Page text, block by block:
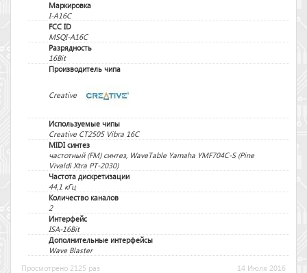
Маркировка
I-A16C
FCC ID
MSQI-A16C
Разрядность
16Bit
Производитель чипа
Creative
Используемые чипы
Creative CT2505 Vibra 16C
MIDI синтез
частотный (FM) синтез, WaveTable Yamaha YMF704C-S (Pine
Vivaldi Xtra PT-2030)
Частота дискретизации
44,1 кГц
Количество каналов
2
Интерфейс
ISA-16Bit
Дополнительные интерфейсы
Wave Blaster
Просмотрено 2125 раз
14 Июля 2016